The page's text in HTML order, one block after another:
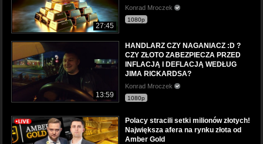
27:45
Konrad Mroczek
1080p
13:59
HANDLARZ CZY NAGANIACZ :D ?
CZY ZŁOTO ZABEZPIECZA PRZED
INFLACJĄ I DEFLACJĄ WEDŁUG
JIMA RICKARDSA?
Konrad Mroczek
1080p
Polacy stracili setki milionów złotych!
Największa afera na rynku złota od
Amber Gold